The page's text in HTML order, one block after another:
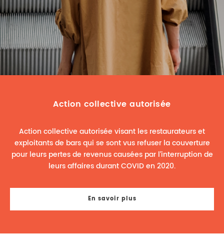
DROIT IMMOBILIER
PROPRIÉTÉ INTELLECTUELLE
DROIT DE LA FAMILLE
STAGES
Action collective autorisée
Action collective autorisée visant les restaurateurs et
exploitants de bars qui se sont vus refuser la couverture
pour leurs pertes de revenus causées par l’interruption de
leurs affaires durant COVID en 2020.
En savoir plus